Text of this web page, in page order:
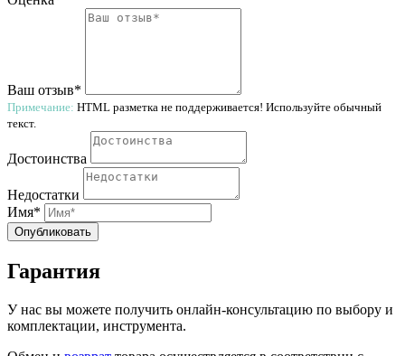
Ваш отзыв*
Примечание: HTML разметка не поддерживается! Используйте обычный
текст.
Достоинства
Недостатки
Имя*
Опубликовать
Гарантия
У нас вы можете получить онлайн-консультацию по выбору и
комплектации, инструмента.